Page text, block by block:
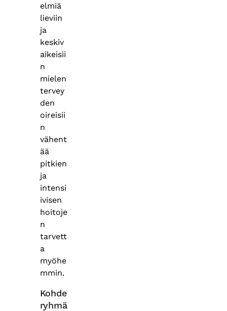
elmiä
lieviin
ja
keskiv
aikeisii
n
mielen
tervey
den
oireisii
n
vähent
ää
pitkien
ja
intensi
ivisen
hoitoje
n
tarvett
a
myöhe
mmin.
Kohde
ryhmä